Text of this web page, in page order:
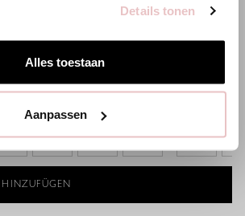
Details tonen
Alles toestaan
Aanpassen
M L XL XXL
HINZUFÜGEN
69,97 €
XS